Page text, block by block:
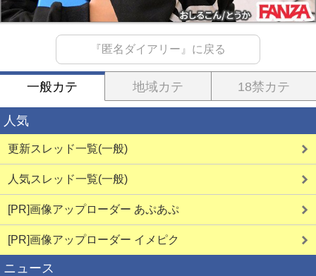
『匿名ダイアリー』に戻る
一般カテ 地域カテ 18禁カテ
人気
更新スレッド一覧(一般)
人気スレッド一覧(一般)
[PR]画像アップローダー あぷあぷ
[PR]画像アップローダー イメピク
ニュース